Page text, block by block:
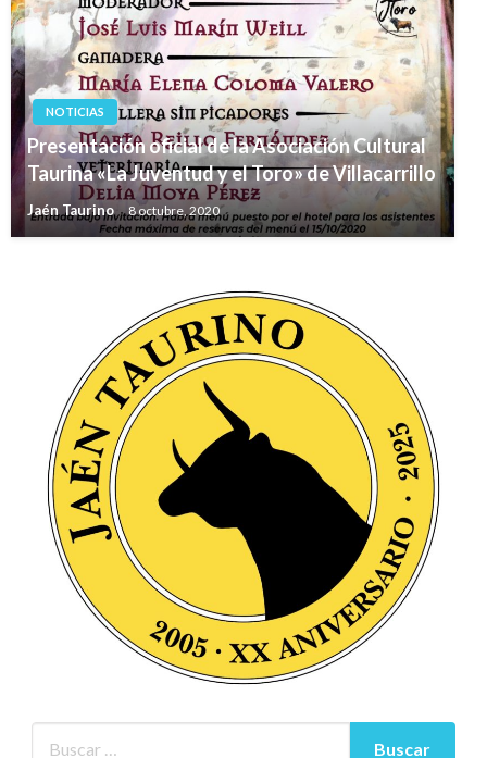
NOTICIAS
Presentación oficial de la Asociación Cultural
Taurina «La Juventud y el Toro» de Villacarrillo
Jaén Taurino 8 octubre, 2020